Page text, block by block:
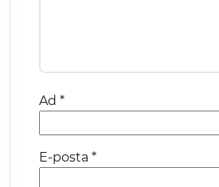
Ad *
E-posta *